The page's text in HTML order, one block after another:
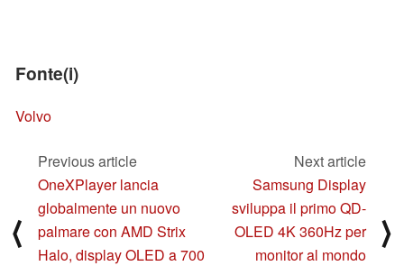
Fonte(i)
Volvo
⟨
Previous article
OneXPlayer lancia
globalmente un nuovo
palmare con AMD Strix
Halo, display OLED a 700
Next article
Samsung Display
sviluppa il primo QD-
OLED 4K 360Hz per
monitor al mondo
⟩